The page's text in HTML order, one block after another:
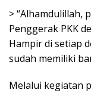
> “Alhamdulillah,
Penggerak PKK
Hampir di setiap
sudah memiliki
Melalui kegiatan